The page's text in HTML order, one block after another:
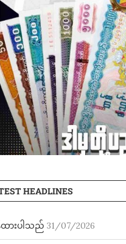
HEADLINES
ထားပါသည် 31/07/2026